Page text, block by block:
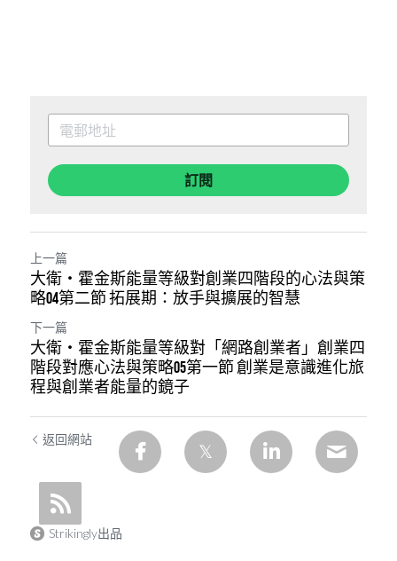
訂閱
上一篇
大衛・霍金斯能量等級對創業四階段的心法與策
略04第二節 拓展期：放手與擴展的智慧
下一篇
大衛・霍金斯能量等級對「網路創業者」創業四
階段對應心法與策略05第一節 創業是意識進化旅
程與創業者能量的鏡子
返回網站
Strikingly出品